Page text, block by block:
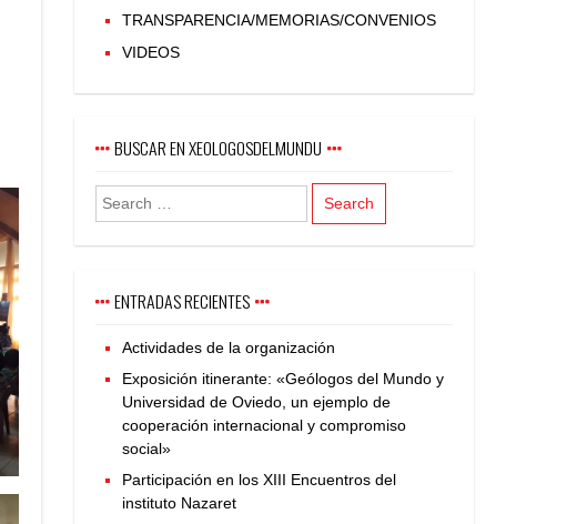
TRANSPARENCIA/MEMORIAS/CONVENIOS
VIDEOS
BUSCAR EN XEOLOGOSDELMUNDU
ENTRADAS RECIENTES
Actividades de la organización
Exposición itinerante: «Geólogos del Mundo y
Universidad de Oviedo, un ejemplo de
cooperación internacional y compromiso
social»
Participación en los XIII Encuentros del
instituto Nazaret